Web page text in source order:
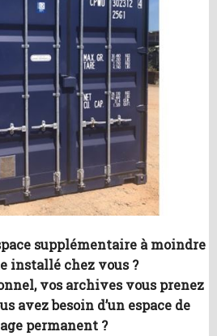
supplémentaire à moindre
installé chez vous ?
vos archives vous prenez
avez besoin d’un espace de
permanent ?